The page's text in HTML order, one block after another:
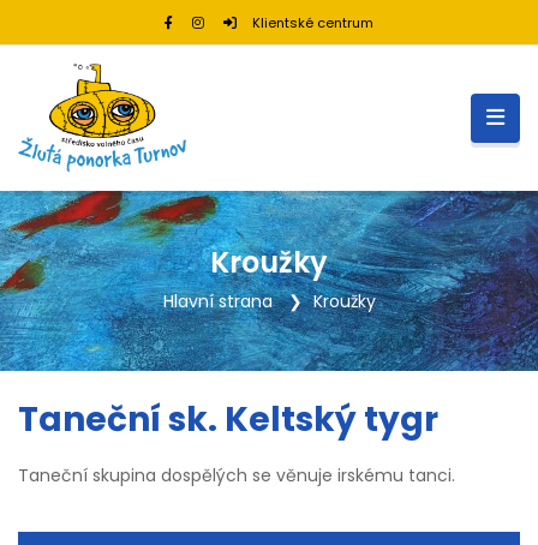
Klientské centrum
Kroužky
Hlavní strana Kroužky
Taneční sk. Keltský tygr
Taneční skupina dospělých se věnuje irskému tanci.